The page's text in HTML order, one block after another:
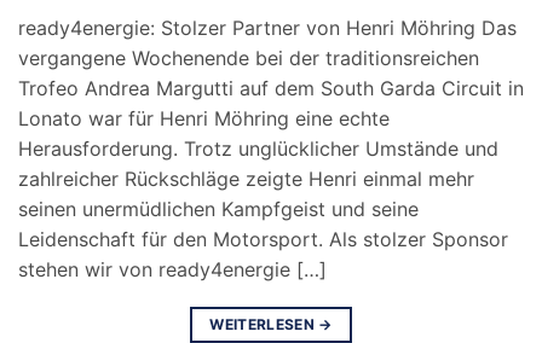
ready4energie: Stolzer Partner von Henri Möhring Das
vergangene Wochenende bei der traditionsreichen
Trofeo Andrea Margutti auf dem South Garda Circuit in
Lonato war für Henri Möhring eine echte
Herausforderung. Trotz unglücklicher Umstände und
zahlreicher Rückschläge zeigte Henri einmal mehr
seinen unermüdlichen Kampfgeist und seine
Leidenschaft für den Motorsport. Als stolzer Sponsor
stehen wir von ready4energie […]
WEITERLESEN →